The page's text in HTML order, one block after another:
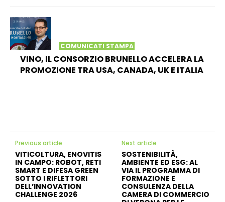
COMUNICATI STAMPA
VINO, IL CONSORZIO BRUNELLO ACCELERA LA
PROMOZIONE TRA USA, CANADA, UK E ITALIA
Previous article
VITICOLTURA, ENOVITIS
IN CAMPO: ROBOT, RETI
SMART E DIFESA GREEN
SOTTO I RIFLETTORI
DELL’INNOVATION
CHALLENGE 2026
Next article
SOSTENIBILITÀ,
AMBIENTE ED ESG: AL
VIA IL PROGRAMMA DI
FORMAZIONE E
CONSULENZA DELLA
CAMERA DI COMMERCIO